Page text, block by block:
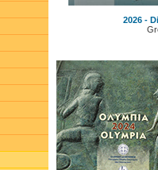
2026 -